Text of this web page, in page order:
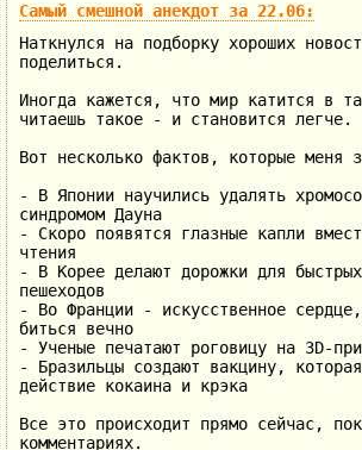
Самый смешной анекдот за 22.06:
Наткнулся на подборку хороших
поделиться.
Иногда кажется, что мир катится в
читаешь такое - и становится легче.
Вот несколько фактов, которые меня
- В Японии научились удалять
синдромом Дауна
- Скоро появятся глазные капли
чтения
- В Корее делают дорожки для
пешеходов
- Во Франции - искусственное
биться вечно
- Ученые печатают роговицу на 3D-
- Бразильцы создают вакцину,
действие кокаина и крэка
Все это происходит прямо сейчас,
комментариях.